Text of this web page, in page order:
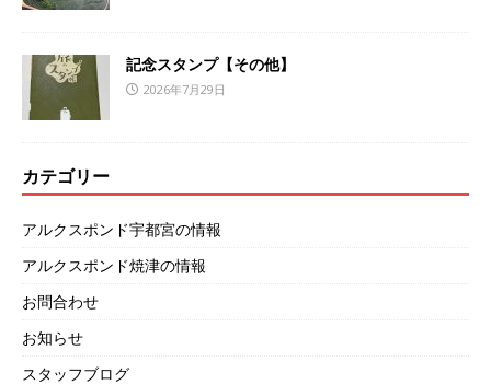
記念スタンプ【その他】
2026年7月29日
カテゴリー
アルクスポンド宇都宮の情報
アルクスポンド焼津の情報
お問合わせ
お知らせ
スタッフブログ